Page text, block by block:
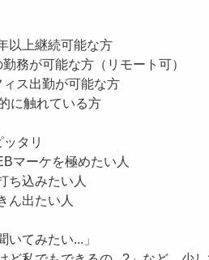
以上継続可能な方
勤務が可能な方（リモート可）
ィス出勤が可能な方
に触れている方
タリ
マーケを極めたい人
ち込みたい人
ん出たい人
いてみたい...」